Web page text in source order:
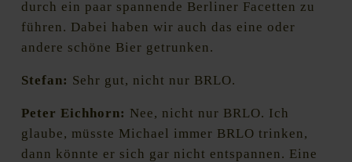
durch ein paar spannende Berliner Facetten zu
führen. Dabei haben wir auch das eine oder
andere schöne Bier getrunken.
Stefan: Sehr gut, nicht nur BRLO.
Peter Eichhorn: Nee, nicht nur BRLO. Ich
glaube, müsste Michael immer BRLO trinken,
dann könnte er sich gar nicht entspannen. Eine